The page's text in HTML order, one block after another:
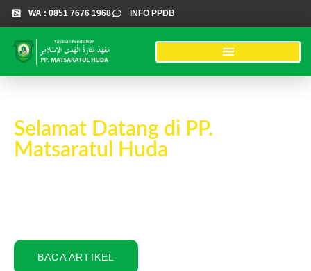
Lompat
ke
WA : 0851 7676 1968 INFO PPDB
Selamat Datang di PP.
Matsaratul Huda
BACA ARTIKEL